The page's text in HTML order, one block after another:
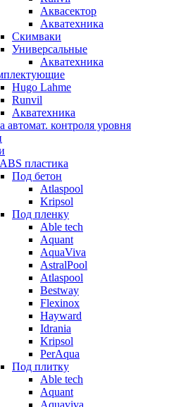
Аквасектор
Акватехника
Скимваки
Универсальные
Акватехника
Hugo Lahme
Runvil
Акватехника
автомат. контроля уровня
пластика
Под бетон
Atlaspool
Kripsol
Под пленку
Able tech
Aquant
AquaViva
AstralPool
Atlaspool
Bestway
Flexinox
Hayward
Idrania
Kripsol
PerAqua
Под плитку
Able tech
Aquant
Aquaviva